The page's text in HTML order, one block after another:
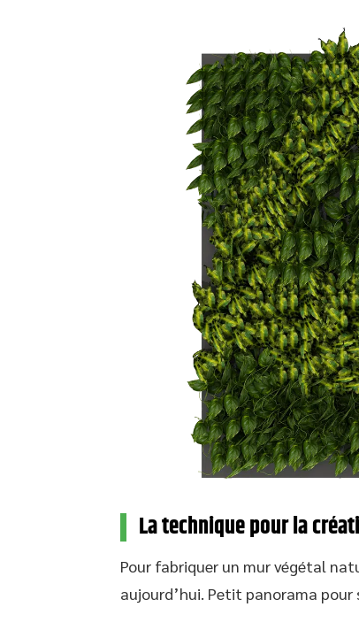
La technique pour la
Pour fabriquer un mur végétal
aujourd’hui. Petit panorama pour